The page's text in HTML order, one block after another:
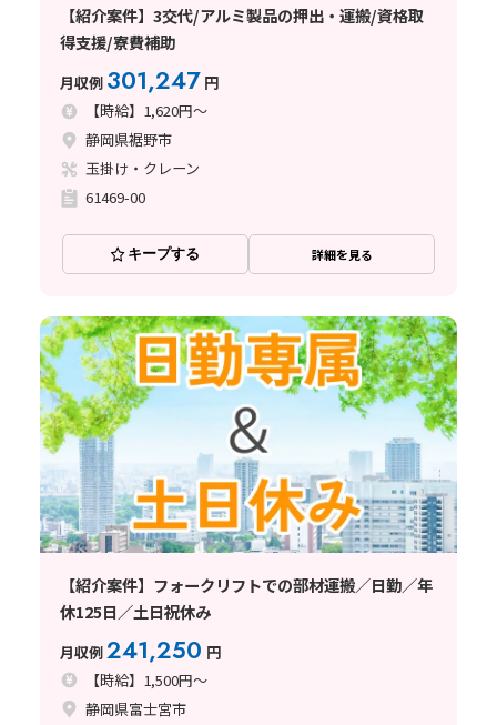
【紹介案件】3交代/アルミ製品の押出・運搬/資格取
得支援/寮費補助
月収例 301,247 円
【時給】1,620円～
静岡県裾野市
玉掛け・クレーン
61469-00
キープする 詳細を見る
【紹介案件】フォークリフトでの部材運搬／日勤／年
休125日／土日祝休み
月収例241,250 円
【時給】1,500円～
静岡県富士宮市